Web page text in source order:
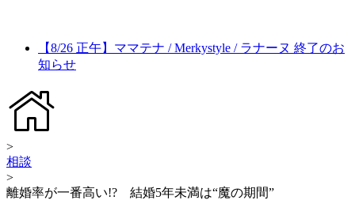
【8/26 正午】ママテナ / Merkystyle / ラナーヌ 終了のお
知らせ
>
相談
>
離婚率が一番高い!? 結婚5年未満は“魔の期間”